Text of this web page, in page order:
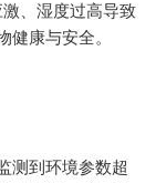
、湿度过高导致
健康与安全。
测到环境参数超